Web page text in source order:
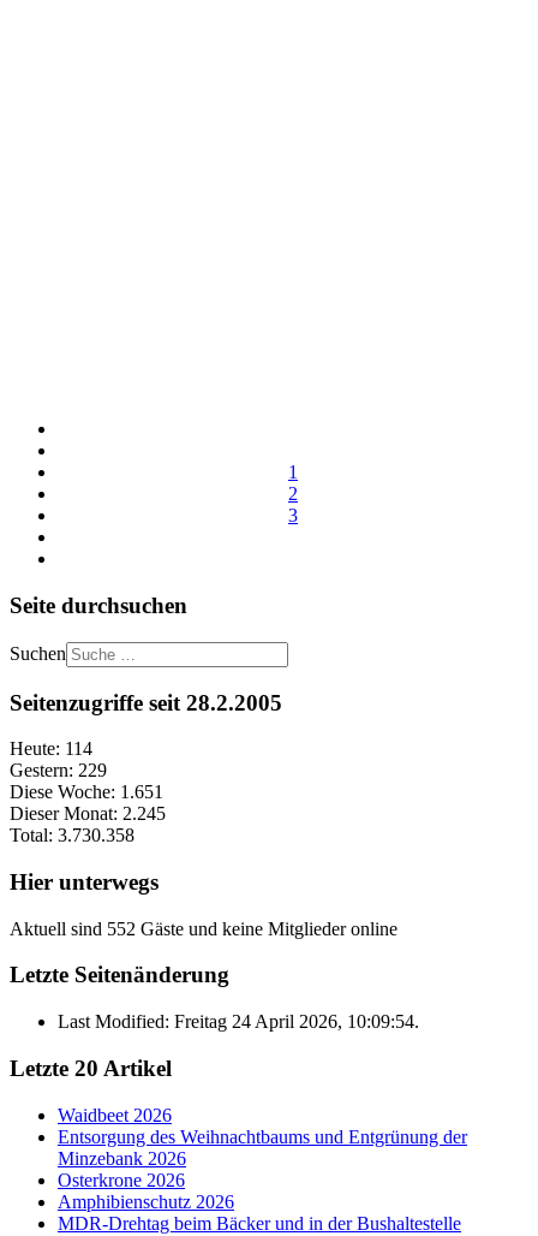
1
2
3
Seite durchsuchen
Suchen
Seitenzugriffe seit 28.2.2005
Heute: 114
Gestern: 229
Diese Woche: 1.651
Dieser Monat: 2.245
Total: 3.730.358
Hier unterwegs
Aktuell sind 552 Gäste und keine Mitglieder online
Letzte Seitenänderung
Last Modified: Freitag 24 April 2026, 10:09:54.
Letzte 20 Artikel
Waidbeet 2026
Entsorgung des Weihnachtbaums und Entgrünung der
Minzebank 2026
Osterkrone 2026
Amphibienschutz 2026
MDR-Drehtag beim Bäcker und in der Bushaltestelle